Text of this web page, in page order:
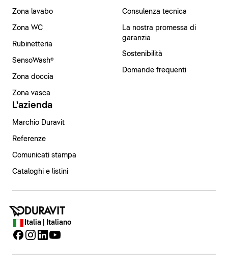
Zona lavabo
Zona WC
Rubinetteria
SensoWash®
Zona doccia
Zona vasca
Consulenza tecnica
La nostra promessa di
garanzia
Sostenibilità
Domande frequenti
L'azienda
Marchio Duravit
Referenze
Comunicati stampa
Cataloghi e listini
Italia | Italiano